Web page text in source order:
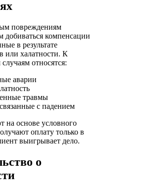
повреждениям
добиваться компенсации
в результате
или халатности. К
относятся:
аварии
травмы
с падением
на основе условного
оплату только в
выигрывает дело.
о